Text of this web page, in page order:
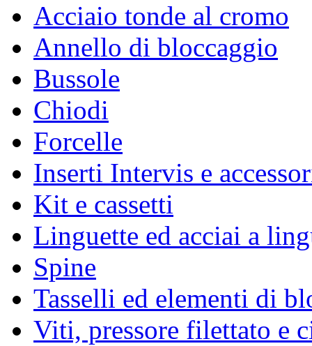
Acciaio tonde al cromo
Annello di bloccaggio
Bussole
Chiodi
Forcelle
Inserti Intervis e
Kit e cassetti
Linguette ed acciai a
Spine
Tasselli ed elementi di
Viti, pressore filettato e